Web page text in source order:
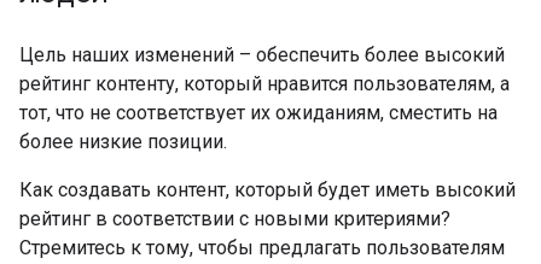
Цель наших изменений – обеспечить более высокий
рейтинг контенту, который нравится пользователям, а
тот, что не соответствует их ожиданиям, сместить на
более низкие позиции.
Как создавать контент, который будет иметь высокий
рейтинг в соответствии с новыми критериями?
Стремитесь к тому, чтобы предлагать пользователям